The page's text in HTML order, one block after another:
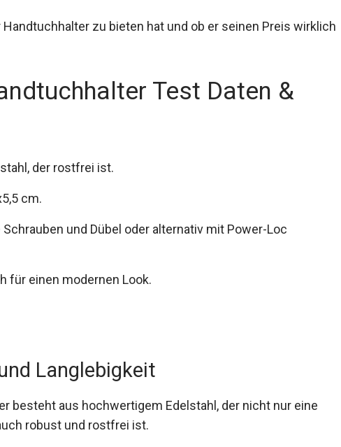
zu bieten hat und ob er seinen Preis wirklich
Test Daten &
der rostfrei ist.
cm.
und Dübel oder alternativ mit Power-Loc
für einen modernen Look.
Langlebigkeit
besteht aus hochwertigem Edelstahl, der nicht nur eine
robust und rostfrei ist.